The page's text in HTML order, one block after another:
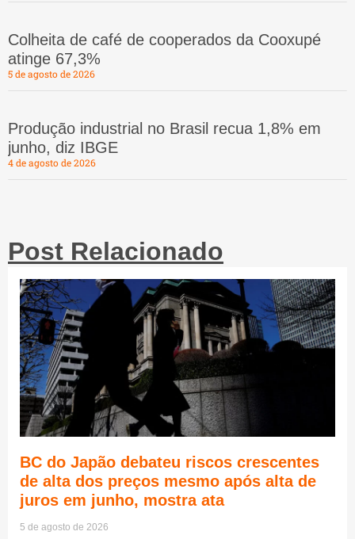
Colheita de café de cooperados da Cooxupé
atinge 67,3%
5 de agosto de 2026
Produção industrial no Brasil recua 1,8% em
junho, diz IBGE
4 de agosto de 2026
Post Relacionado
BC do Japão debateu riscos crescentes
de alta dos preços mesmo após alta de
juros em junho, mostra ata
5 de agosto de 2026